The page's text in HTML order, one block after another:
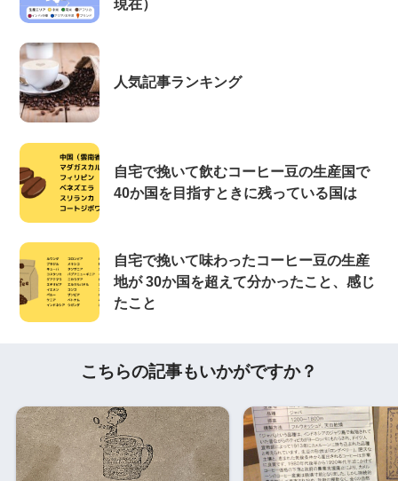
現在）
人気記事ランキング
自宅で挽いて飲むコーヒー豆の生産国で
40か国を目指すときに残っている国は
自宅で挽いて味わったコーヒー豆の生産
地が 30か国を超えて分かったこと、感じ
たこと
こちらの記事もいかがですか？